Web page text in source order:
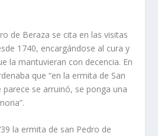
de Beraza se cita en las visitas
1740, encargándose al cura y
la mantuvieran con decencia. En
que “en la ermita de San
parece se arruinó, se ponga una
la ermita de san Pedro de